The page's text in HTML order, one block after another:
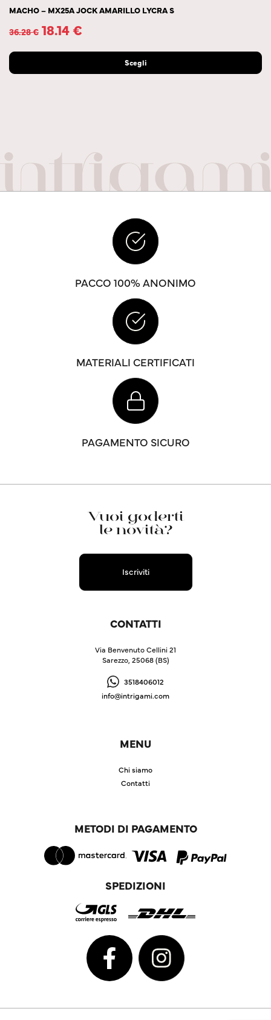
MACHO – MX25A JOCK AMARILLO LYCRA S
36.28€ 18.14€
Scegli
PACCO 100% ANONIMO
MATERIALI CERTIFICATI
PAGAMENTO SICURO
Vuoi goderti
le novità?
Iscriviti
CONTATTI
Via Benvenuto Cellini 21
Sarezzo, 25068 (BS)
3518406012
info@intrigami.com
MENU
Chi siamo
Contatti
METODI DI PAGAMENTO
SPEDIZIONI